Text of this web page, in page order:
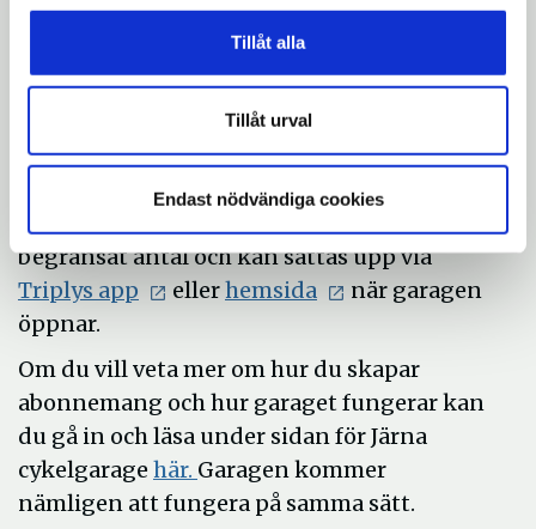
Tillåt alla
Tillåt urval
Endast nödvändiga cookies
att vara gratis
Från och med öppning av cykelgaragen
kommer parkeringen att vara gratis. För att
öka säkerheten i garagen och säkra din
plats kommer du dock att behöva ett
abonnemang. Abonnemangen finns i
begränsat antal och kan sättas upp via
Triplys app Öppna
nytt
fönster
ellerhemsida Öppna
nytt
fönster
när garagen
öppnar.
Om du vill veta mer om hur du skapar
abonnemang och hur garaget fungerar kan
du gå in och läsa under sidan för Järna
cykelgarage här. Öppna
i
Garagen kommer
nämligen att fungera på samma sätt.